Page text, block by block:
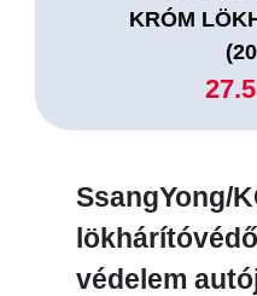
KRÓM
SsangYong/
védelem